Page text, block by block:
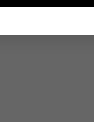
henkilötietoja
näiden